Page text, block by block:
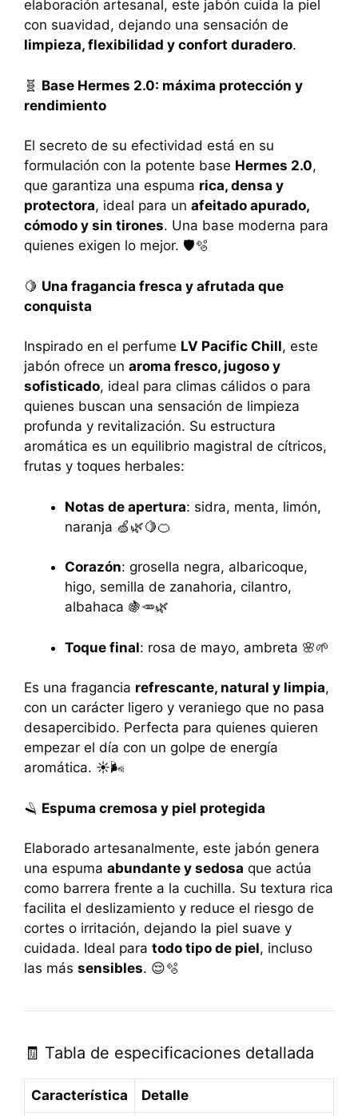
elaboración artesanal, este jabón cuida la piel
con suavidad, dejando una sensación de
limpieza, flexibilidad y confort duradero.
🧬 Base Hermes 2.0: máxima protección y
rendimiento
El secreto de su efectividad está en su
formulación con la potente base Hermes 2.0,
que garantiza una espuma rica, densa y
protectora, ideal para un afeitado apurado,
cómodo y sin tirones. Una base moderna para
quienes exigen lo mejor. 🛡️🫧
🍋 Una fragancia fresca y afrutada que
conquista
Inspirado en el perfume LV Pacific Chill, este
jabón ofrece un aroma fresco, jugoso y
sofisticado, ideal para climas cálidos o para
quienes buscan una sensación de limpieza
profunda y revitalización. Su estructura
aromática es un equilibrio magistral de cítricos,
frutas y toques herbales:
Notas de apertura: sidra, menta, limón,
naranja 🍏🌿🍋🍊
Corazón: grosella negra, albaricoque,
higo, semilla de zanahoria, cilantro,
albahaca 🍇🥕🌿
Toque final: rosa de mayo, ambreta 🌸🌱
Es una fragancia refrescante, natural y limpia,
con un carácter ligero y veraniego que no pasa
desapercibido. Perfecta para quienes quieren
empezar el día con un golpe de energía
aromática. ☀️🌬️
🪒 Espuma cremosa y piel protegida
Elaborado artesanalmente, este jabón genera
una espuma abundante y sedosa que actúa
como barrera frente a la cuchilla. Su textura rica
facilita el deslizamiento y reduce el riesgo de
cortes o irritación, dejando la piel suave y
cuidada. Ideal para todo tipo de piel, incluso
las más sensibles. 😌🫧
🧾 Tabla de especificaciones detallada
Característica Detalle